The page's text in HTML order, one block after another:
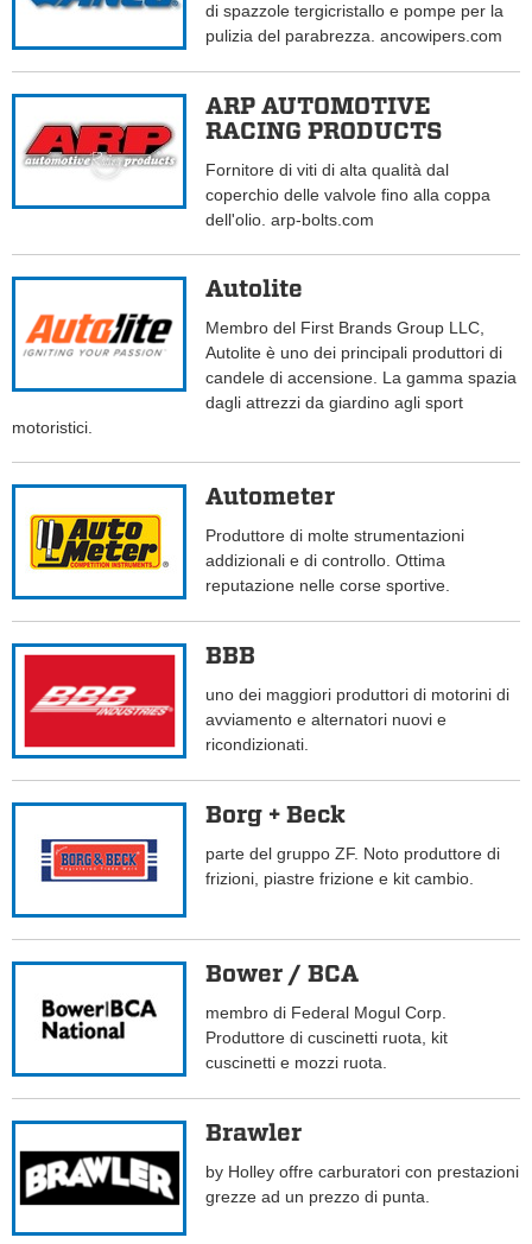
di spazzole tergicristallo e pompe per la
pulizia del parabrezza. ancowipers.com
ARP AUTOMOTIVE
RACING PRODUCTS
Fornitore di viti di alta qualità dal
coperchio delle valvole fino alla coppa
dell'olio. arp-bolts.com
Autolite
Membro del First Brands Group LLC,
Autolite è uno dei principali produttori di
candele di accensione. La gamma spazia
dagli attrezzi da giardino agli sport
motoristici.
Autometer
Produttore di molte strumentazioni
addizionali e di controllo. Ottima
reputazione nelle corse sportive.
BBB
uno dei maggiori produttori di motorini di
avviamento e alternatori nuovi e
ricondizionati.
Borg + Beck
parte del gruppo ZF. Noto produttore di
frizioni, piastre frizione e kit cambio.
Bower / BCA
membro di Federal Mogul Corp.
Produttore di cuscinetti ruota, kit
cuscinetti e mozzi ruota.
Brawler
by Holley offre carburatori con prestazioni
grezze ad un prezzo di punta.